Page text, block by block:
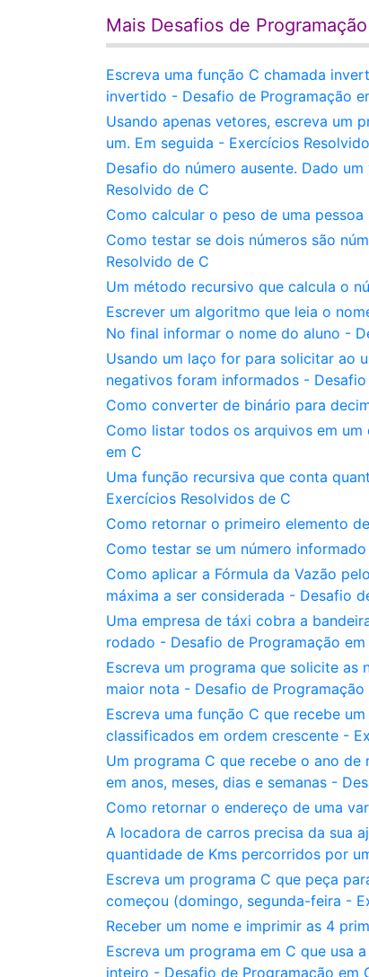
Mais Desafios de
Escreva uma função C chamada
invertido - Desafio de Programação
Usando apenas vetores, escreva um
um. Em seguida - Exercícios
Desafio do número ausente. Dado
Resolvido de C
Como calcular o peso de uma
Como testar se dois números são
Resolvido de C
Um método recursivo que calcula o
Escrever um algoritmo que leia o
No final informar o nome do aluno -
Usando um laço for para solicitar ao
negativos foram informados -
Como converter de binário para
Como listar todos os arquivos em
em C
Uma função recursiva que conta
Exercícios Resolvidos de C
Como retornar o primeiro elemento
Como testar se um número
Como aplicar a Fórmula da Vazão
máxima a ser considerada - Desafio
Uma empresa de táxi cobra a
rodado - Desafio de Programação em
Escreva um programa que solicite as
maior nota - Desafio de Programação
Escreva uma função C que recebe
classificados em ordem crescente -
Um programa C que recebe o ano
em anos, meses, dias e semanas -
Como retornar o endereço de uma
A locadora de carros precisa da sua
quantidade de Kms percorridos por
Escreva um programa C que peça
começou (domingo, segunda-feira -
Receber um nome e imprimir as 4
Escreva um programa em C que usa
inteiro - Desafio de Programação em